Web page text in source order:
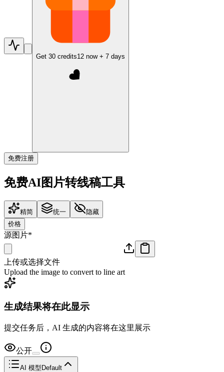
Get 30 credits12 now + 7 days
免费注册
免费AI图片转线稿工具
精简 统一
隐藏
价格
源图片*
上传或选择文件
Upload the image to convert to line art
生成结果将在此显示
提交任务后，AI 生成的内容将在这里展示
公开
AI 模型Default